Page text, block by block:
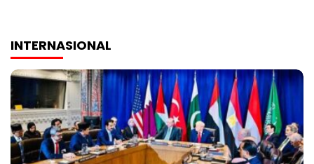
INTERNASIONAL